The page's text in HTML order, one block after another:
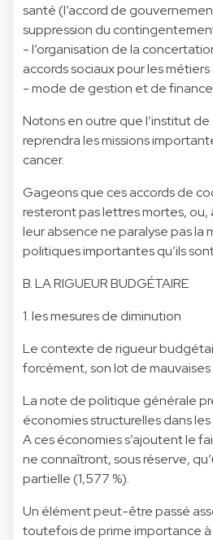
santé (l’accord de
suppression du
- l’organisation de la
accords sociaux pour les métiers
- mode de gestion et de
Notons en outre que l’institut
reprendra les missions
cancer.
Gageons que ces accords de
resteront pas lettres mortes, ou,
leur absence ne paralyse pas la
politiques importantes qu’ils
B. LA RIGUEUR BUDGÉTAIRE
1. les mesures de diminution
Le contexte de rigueur
forcément, son lot de
La note de politique générale
économies structurelles dans
A ces économies s’ajoutent le
ne connaîtront, sous réserve,
partielle (1,577 %).
Un élément peut-être passé
toutefois de prime importance à